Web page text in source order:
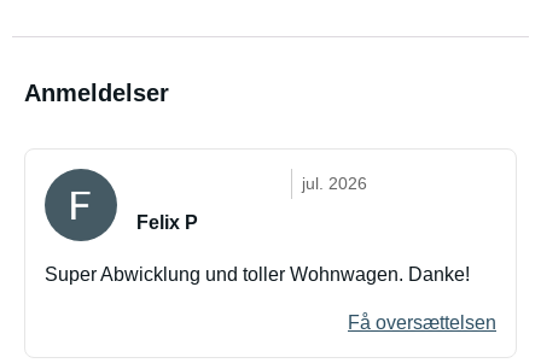
Anmeldelser
jul. 2026
Felix P
Super Abwicklung und toller Wohnwagen. Danke!
Få oversættelsen